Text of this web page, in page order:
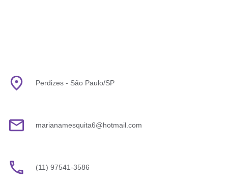
place Perdizes - São Paulo/SP
email marianamesquita6@hotmail.com
local_phone (11) 97541-3586